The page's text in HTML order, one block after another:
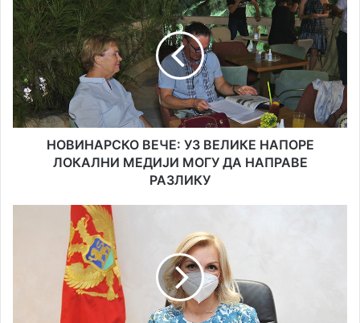
ВЕЧЕ:
УЗ
ВЕЛИКЕ
НАПОРЕ
ЛОКАЛНИ
МЕДИЈИ
МОГУ
ДА
НАПРАВЕ
РАЗЛИКУ
НОВИНАРСКО ВЕЧЕ: УЗ ВЕЛИКЕ НАПОРЕ
ЛОКАЛНИ МЕДИЈИ МОГУ ДА НАПРАВЕ
РАЗЛИКУ
БОРОВИНИЋ
БЕСПЛАТНИ